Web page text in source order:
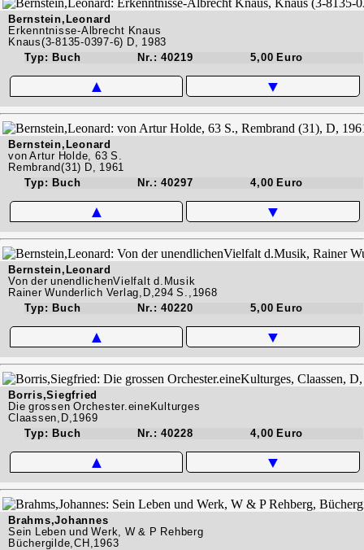
Bernstein,Leonard
Erkenntnisse-Albrecht Knaus
Knaus(3-8135-0397-6) D, 1983
Typ: Buch
Nr.: 40219 5,00 Euro
▲ ▼
Bernstein,Leonard
von Artur Holde, 63 S.
Rembrand(31) D, 1961
Typ: Buch
Nr.: 40297 4,00 Euro
▲ ▼
Bernstein,Leonard
Von der unendlichenVielfalt d.Musik
Rainer Wunderlich Verlag,D,294 S.,1968
Typ: Buch
Nr.: 40220 5,00 Euro
▲ ▼
Borris,Siegfried
Die grossen Orchester.eineKulturges
Claassen,D,1969
Typ: Buch
Nr.: 40228 4,00 Euro
▲ ▼
Brahms,Johannes
Sein Leben und Werk, W & P Rehberg
Büchergilde,CH,1963